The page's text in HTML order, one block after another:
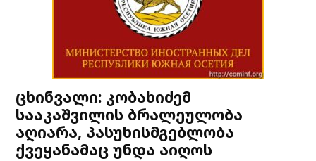
ცხინვალი: კობახიძემ
სააკაშვილის ბრალეულობა
აღიარა, პასუხისმგებლობა
ქვეყანამაც უნდა აიღოს